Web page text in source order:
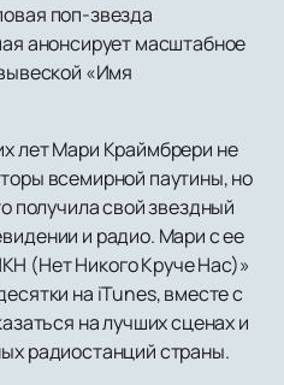
поп-звезда
анонсирует масштабное
«Имя
лет Мари Краймбрери не
всемирной паутины, но
получила свой звездный
и радио. Мари с ее
(Нет Никого Круче Нас)»
на iTunes, вместе с
на лучших сценах и
радиостанций страны.